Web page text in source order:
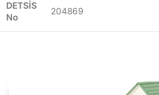
DETSİS
No
204869